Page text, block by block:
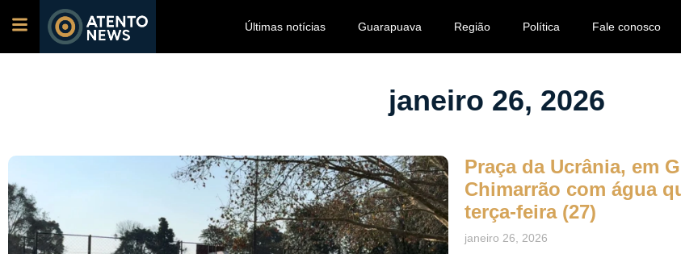
Últimas notícias Guarapuava Região Política Fale conosco
janeiro 26, 2026
Praça da Ucrânia, em
Chimarrão com água
terça-feira (27)
janeiro 26, 2026